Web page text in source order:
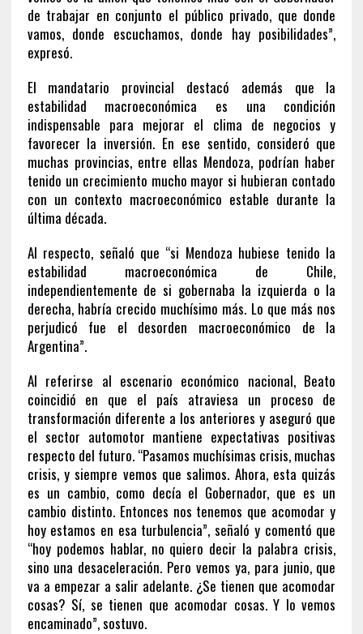
de trabajar en conjunto el público privado, que donde
vamos, donde escuchamos, donde hay posibilidades”,
expresó.
El mandatario provincial destacó además que la
estabilidad macroeconómica es una condición
indispensable para mejorar el clima de negocios y
favorecer la inversión. En ese sentido, consideró que
muchas provincias, entre ellas Mendoza, podrían haber
tenido un crecimiento mucho mayor si hubieran contado
con un contexto macroeconómico estable durante la
última década.
Al respecto, señaló que “si Mendoza hubiese tenido la
estabilidad macroeconómica de Chile,
independientemente de si gobernaba la izquierda o la
derecha, habría crecido muchísimo más. Lo que más nos
perjudicó fue el desorden macroeconómico de la
Argentina”.
Al referirse al escenario económico nacional, Beato
coincidió en que el país atraviesa un proceso de
transformación diferente a los anteriores y aseguró que
el sector automotor mantiene expectativas positivas
respecto del futuro. “Pasamos muchísimas crisis, muchas
crisis, y siempre vemos que salimos. Ahora, esta quizás
es un cambio, como decía el Gobernador, que es un
cambio distinto. Entonces nos tenemos que acomodar y
hoy estamos en esa turbulencia”, señaló y comentó que
“hoy podemos hablar, no quiero decir la palabra crisis,
sino una desaceleración. Pero vemos ya, para junio, que
va a empezar a salir adelante. ¿Se tienen que acomodar
cosas? Sí, se tienen que acomodar cosas. Y lo vemos
encaminado”, sostuvo.